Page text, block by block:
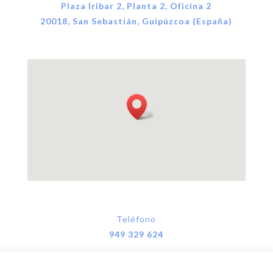
Plaza Iribar 2, Planta 2, Oficina 2
20018, San Sebastián, Guipúzcoa (España)
Teléfono
949 329 624